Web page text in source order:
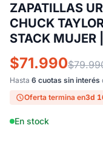
ZAPATILLAS
CHUCK
STACK
$71.990
Hasta 6 cuotas sin interés
Oferta termina en3d
En stock